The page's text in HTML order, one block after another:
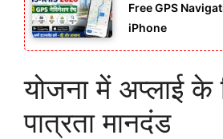
Free GPS
iPhone
योजना में अप्लाई के
पात्रता मानदंड